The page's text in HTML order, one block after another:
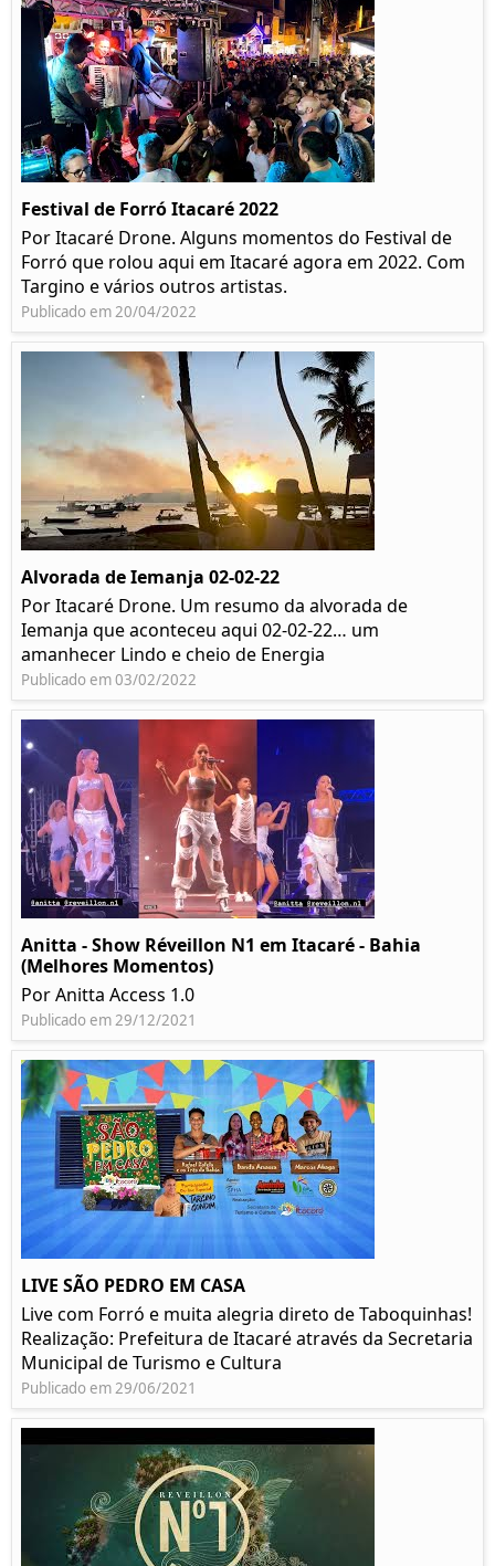
Festival de Forró Itacaré 2022
Por Itacaré Drone. Alguns momentos do Festival de
Forró que rolou aqui em Itacaré agora em 2022. Com
Targino e vários outros artistas.
Publicado em 20/04/2022
Alvorada de Iemanja 02-02-22
Por Itacaré Drone. Um resumo da alvorada de
Iemanja que aconteceu aqui 02-02-22… um
amanhecer Lindo e cheio de Energia
Publicado em 03/02/2022
Anitta - Show Réveillon N1 em Itacaré - Bahia
(Melhores Momentos)
Por Anitta Access 1.0
Publicado em 29/12/2021
LIVE SÃO PEDRO EM CASA
Live com Forró e muita alegria direto de Taboquinhas!
Realização: Prefeitura de Itacaré através da Secretaria
Municipal de Turismo e Cultura
Publicado em 29/06/2021